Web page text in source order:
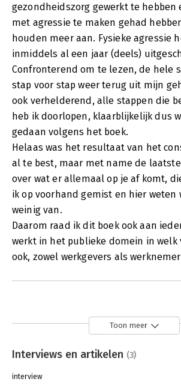
gezondheidszorg gewerkt te hebben
met agressie te maken gehad
houden meer aan. Fysieke agressie
inmiddels al een jaar (deels)
Confronterend om te lezen, de hele
stap voor stap weer terug uit mijn
ook verhelderend, alle stappen die
heb ik doorlopen, klaarblijkelijk dus
gedaan volgens het boek.
Helaas was het resultaat van het
al te best, maar met name de
over wat er allemaal op je af komt,
ik op voorhand gemist en hier weten
weinig van.
Daarom raad ik dit boek ook aan
werkt in het publieke domein in welk
ook, zowel werkgevers als
Toon meer
Interviews en artikelen (3)
interview